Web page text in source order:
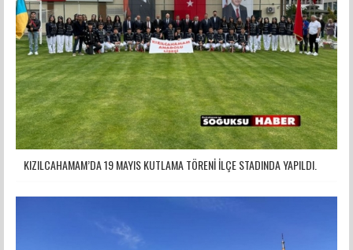
KIZILCAHAMAM’DA 19 MAYIS KUTLAMA TÖRENİ İLÇE STADINDA YAPILDI.